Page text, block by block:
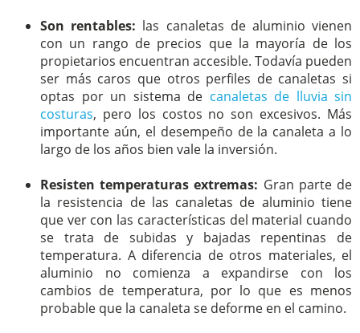
Son rentables: las canaletas de aluminio vienen
con un rango de precios que la mayoría de los
propietarios encuentran accesible. Todavía pueden
ser más caros que otros perfiles de canaletas si
optas por un sistema de canaletas de lluvia sin
costuras, pero los costos no son excesivos. Más
importante aún, el desempeño de la canaleta a lo
largo de los años bien vale la inversión.
Resisten temperaturas extremas: Gran parte de
la resistencia de las canaletas de aluminio tiene
que ver con las características del material cuando
se trata de subidas y bajadas repentinas de
temperatura. A diferencia de otros materiales, el
aluminio no comienza a expandirse con los
cambios de temperatura, por lo que es menos
probable que la canaleta se deforme en el camino.